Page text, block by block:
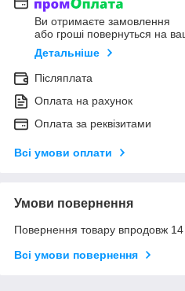
Ви отримаєте замовлення
або гроші повернуться на
Детальніше
Післяплата
Оплата на рахунок
Оплата за реквізитами
Всі умови оплати
Умови повернення
Повернення товару впродовж 14
Всі умови повернення